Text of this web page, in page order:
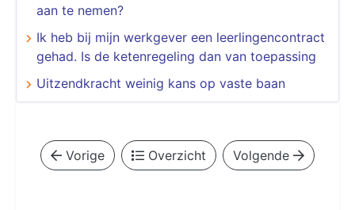
aan te nemen?
Ik heb bij mijn werkgever een leerlingencontract
gehad. Is de ketenregeling dan van toepassing
Uitzendkracht weinig kans op vaste baan
Vorige Overzicht Volgende